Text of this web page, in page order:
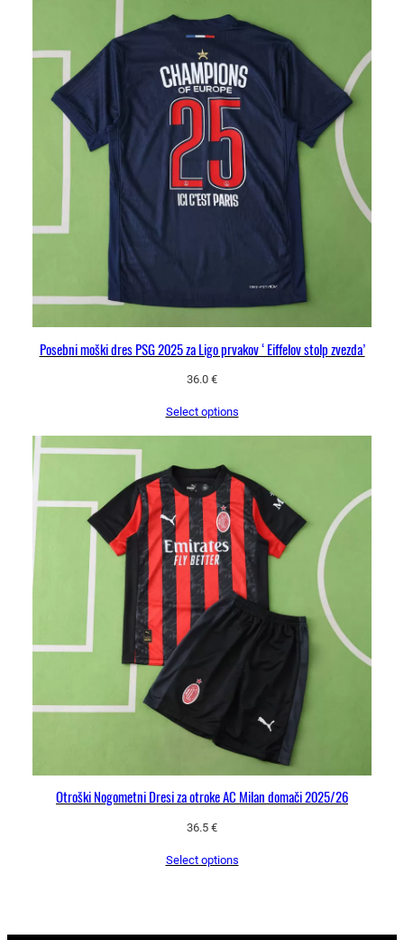
Posebni moški dres PSG 2025 za Ligo prvakov ‘Eiffelov stolp zvezda’
36.0 €
Select options
Otroški Nogometni Dresi za otroke AC Milan domači 2025/26
36.5 €
Select options